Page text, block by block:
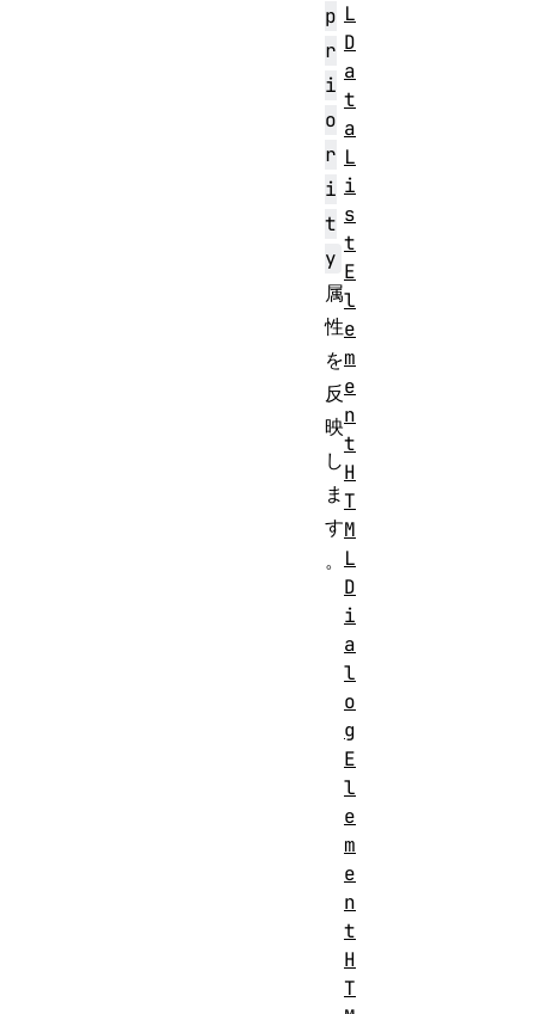
p
r
i
o
r
i
t
y
属
性
を
反
映
し
ま
す
。
L
D
a
t
a
L
i
s
t
E
l
e
m
e
n
t
H
T
M
L
D
i
a
l
o
g
E
l
e
m
e
n
t
H
T